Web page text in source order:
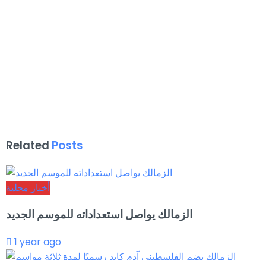
Related Posts
أخبار محلية
الزمالك يواصل استعداداته للموسم الجديد
1 year ago